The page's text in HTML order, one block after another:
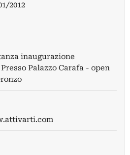
2012
inaugurazione
Palazzo Carafa - open